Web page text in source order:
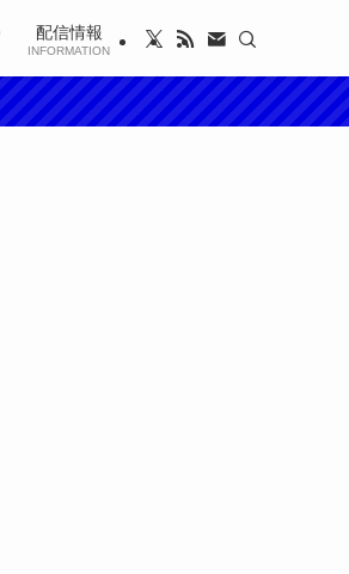
配信情報
INFORMATION